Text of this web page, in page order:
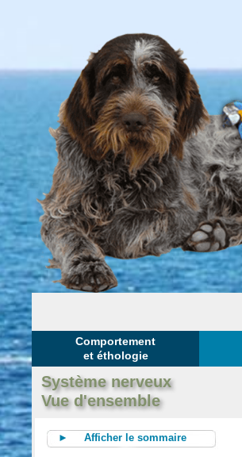
Comportement
et éthologie
Système nerveux
Vue d'ensemble
► Afficher le sommaire